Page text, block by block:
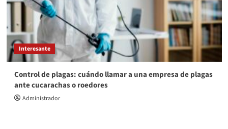
Interesante
Control de plagas: cuándo llamar a una empresa de plagas
ante cucarachas o roedores
Administrador